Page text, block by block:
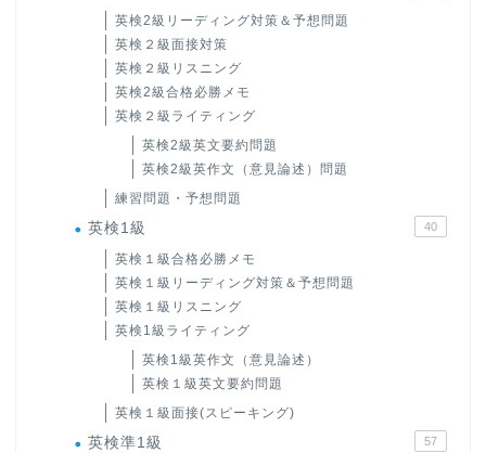
英検2級リーディング対策＆予想問題
英検２級面接対策
英検２級リスニング
英検2級合格必勝メモ
英検２級ライティング
英検2級英文要約問題
英検2級英作文（意見論述）問題
練習問題・予想問題
英検1級 40
英検１級合格必勝メモ
英検１級リーディング対策＆予想問題
英検１級リスニング
英検1級ライティング
英検1級英作文（意見論述）
英検１級英文要約問題
英検１級面接(スピーキング)
英検準1級 57